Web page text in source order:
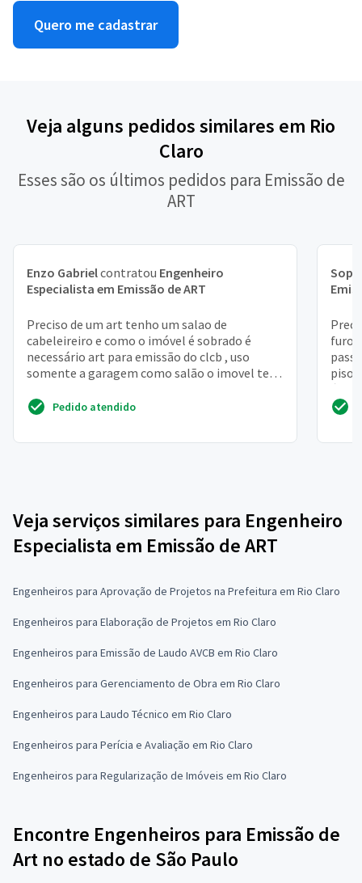
Quero me cadastrar
Veja alguns pedidos similares em Rio
Claro
Esses são os últimos pedidos para Emissão de
ART
Enzo Gabrielcontratou Engenheiro
Especialista em Emissão de ART
Preciso de um art tenho um salao de
cabeleireiro e como o imóvel é sobrado é
necessário art para emissão do clcb , uso
somente a garagem como salão o imovel tem
Pedido atendido
furo
piso
área
Veja serviços similares para Engenheiro
Especialista em Emissão de ART
Engenheiros para Aprovação de Projetos na Prefeitura em Rio Claro
Engenheiros para Elaboração de Projetos em Rio Claro
Engenheiros para Emissão de Laudo AVCB em Rio Claro
Engenheiros para Gerenciamento de Obra em Rio Claro
Engenheiros para Laudo Técnico em Rio Claro
Engenheiros para Perícia e Avaliação em Rio Claro
Engenheiros para Regularização de Imóveis em Rio Claro
Encontre Engenheiros para Emissão de
Art no estado de São Paulo